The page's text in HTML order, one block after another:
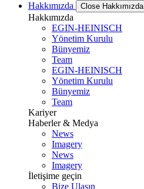
Hakkımızda
Close Hakkımızda
Hakkımızda
EGIN-HEINISCH
Yönetim Kurulu
Bünyemiz
Team
EGIN-HEINISCH
Yönetim Kurulu
Bünyemiz
Team
Kariyer
Haberler & Medya
News
Imagery
News
Imagery
İletişime geçin
Bize Ulaşın